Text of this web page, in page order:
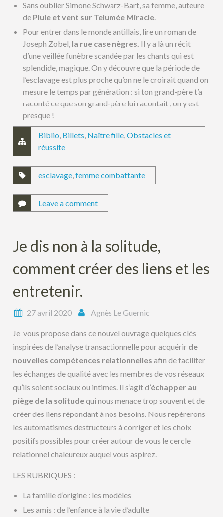
Sans oublier Simone Schwarz-Bart, sa femme, auteure
de Pluie et vent sur Telumée Miracle.
Pour entrer dans le monde antillais, lire un roman de
Joseph Zobel, la rue case nègres. Il y a là un récit
d’une veillée funèbre scandée par les chants qui est
splendide, magique. On y découvre que la période de
l’esclavage est plus proche qu’on ne le croirait quand on
mesure le temps par génération : si ton grand-père t’a
raconté ce que son grand-père lui racontait , on y est
presque !
Biblio, Billets, Naître fille,Obstacles et
réussite
esclavage,femme combattante
Leave a comment
Je dis non à la solitude,
comment créer des liens et les
entretenir.
27 avril 2020 Agnès Le Guernic
Je vous propose dans ce nouvel ouvrage quelques clés
inspirées de l’analyse transactionnelle pour acquérir de
nouvelles compétences relationnelles afin de faciliter
les échanges de qualité avec les membres de vos réseaux
qu’ils soient sociaux ou intimes. Il s’agit d’échapper au
piège de la solitudequi nous menace trop souvent et de
créer des liens répondant à nos besoins. Nous repèrerons
les automatismes destructeurs à corriger et les choix
positifs possibles pour créer autour de vous le cercle
relationnel chaleureux auquel vous aspirez.
LES RUBRIQUES :
La famille d’origine : les modèles
Les amis : de l’enfance à la vie d’adulte